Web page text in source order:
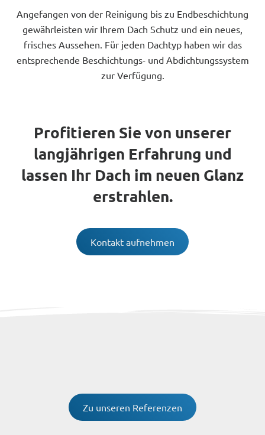
Angefangen von der Reinigung bis zu Endbeschichtung
gewährleisten wir Ihrem Dach Schutz und ein neues,
frisches Aussehen. Für jeden Dachtyp haben wir das
entsprechende Beschichtungs- und Abdichtungssystem
zur Verfügung.
Profitieren Sie von unserer
langjährigen Erfahrung und
lassen Ihr Dach im neuen Glanz
erstrahlen.
Kontakt aufnehmen
Zu unseren Referenzen